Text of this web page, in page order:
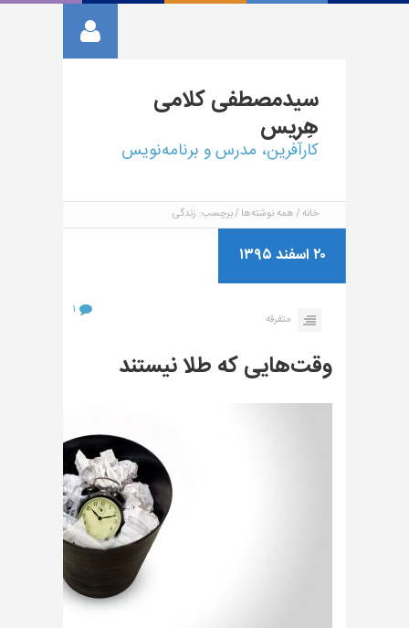
سیدمصطفیکلامی
هِریس
کارآفرین، مدرس و برنامه‌نویس
خانه همه نوشته‌ها برچسب: زندگی
۲۰ اسفند ۱۳۹۵
متفرقه
۱
وقت‌هایی که طلا نیستند